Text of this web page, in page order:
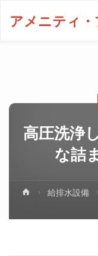
アメニティ
高圧洗浄
な詰
給排水設備